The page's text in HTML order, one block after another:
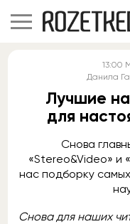
13:00
Данила
Лучшие
для
Снова
«Stereo&Video» и
нас подборку
Снова для наших